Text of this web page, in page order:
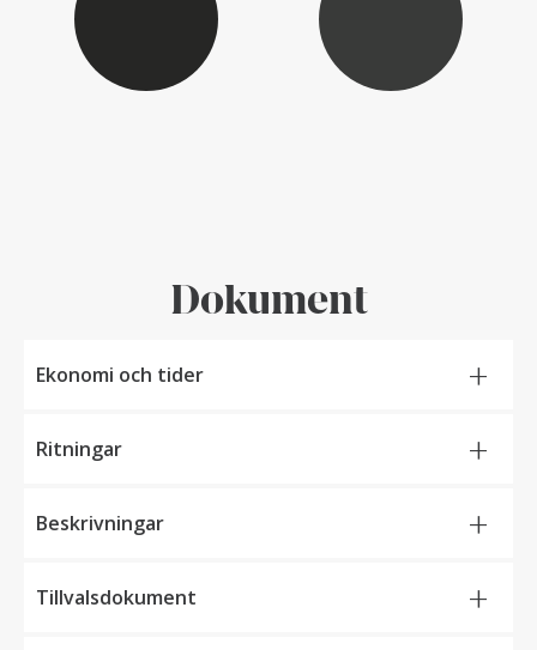
Dokument
Ekonomi och tider +
Ritningar +
Beskrivningar +
Tillvalsdokument +